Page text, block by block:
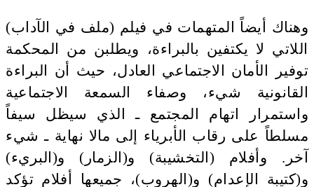
وهناك أيضاً المتهمات في فيلم (ملف في الآداب)
اللاتي لا يكتفين بالبراءة، ويطلبن من المحكمة
توفير الأمان الاجتماعي العادل، حيث أن البراءة
القانونية شيء، وصفاء السمعة الاجتماعية
واستمرار اتهام المجتمع ـ الذي سيظل سيفاً
مسلطاً على رقاب الأبرياء إلى مالا نهاية ـ شيء
آخر. وأفلام (التخشيبة) و(الزمار) و(البريء)
و(كتيبة الإعدام) و(الهروب)، جميعها أفلام تؤكد